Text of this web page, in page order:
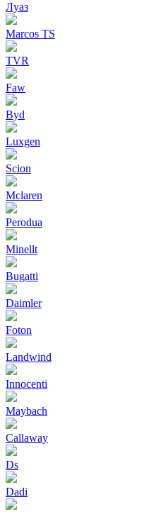
Луаз
Marcos TS
TVR
Faw
Byd
Luxgen
Scion
Mclaren
Perodua
Minellt
Bugatti
Daimler
Foton
Landwind
Innocenti
Maybach
Callaway
Ds
Dadi